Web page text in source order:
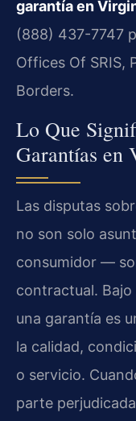
garantía en
(888) 437-7747
Offices Of SRIS,
Borders.
Lo Que
Garantías en
Las disputas
no son solo
consumidor —
contractual. Bajo
una garantía es
la calidad,
o servicio.
parte